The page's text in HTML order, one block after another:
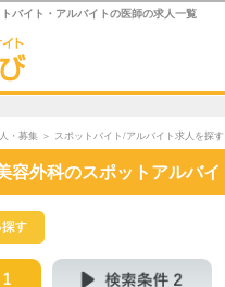
バイト・アルバイトの医師の求人一覧
・募集 ＞ スポットバイト/アルバイト求人を探す
容外科のスポットアルバイ